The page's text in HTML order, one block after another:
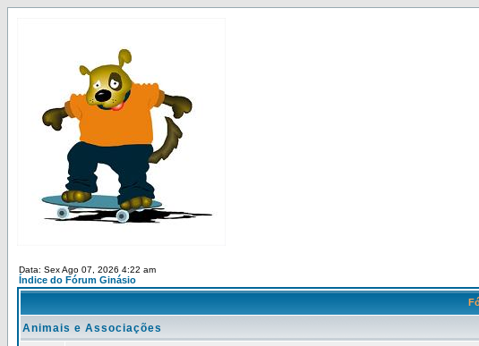
Data: Sex Ago 07, 2026 4:22 am
Índice do Fórum Ginásio
Animais e Associações